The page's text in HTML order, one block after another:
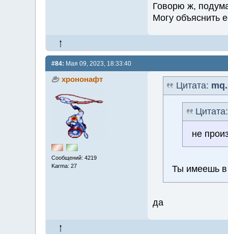
Говорю ж,
Могу объяснить
#84: Мая 09, 2023, 18:33:40
хрононафт
Сообщений: 4219
Karma: 27
Цитата:
не
Ты имеешь
да